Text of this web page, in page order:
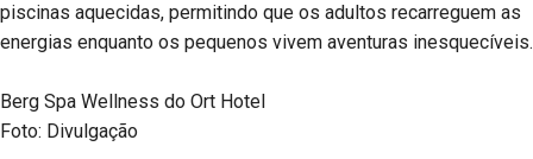
piscinas aquecidas, permitindo que os adultos recarreguem as
energias enquanto os pequenos vivem aventuras inesquecíveis.
Berg Spa Wellness do Ort Hotel
Foto: Divulgação